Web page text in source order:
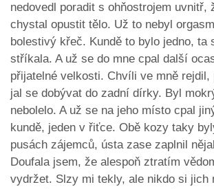
nedovedl poradit s ohňostrojem uvnitř,
chystal opustit tělo. Už to nebyl
bolestivý křeč. Kundě to bylo jedno, ta
stříkala. A už se do mne cpal další
přijatelné velkosti. Chvíli ve mně
jal se dobývat do zadní dírky. Byl
nebolelo. A už se na jeho místo cpal
kundě, jeden v řiťce. Obě kozy taky
pusách zájemců, ústa zase zaplnil
Doufala jsem, že alespoň ztratím
vydržet. Slzy mi tekly, ale nikdo si jich